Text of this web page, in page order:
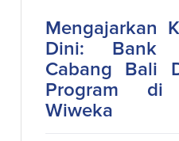
Mengajarkan
Dini: Bank
Cabang Bali
Program di
Wiweka